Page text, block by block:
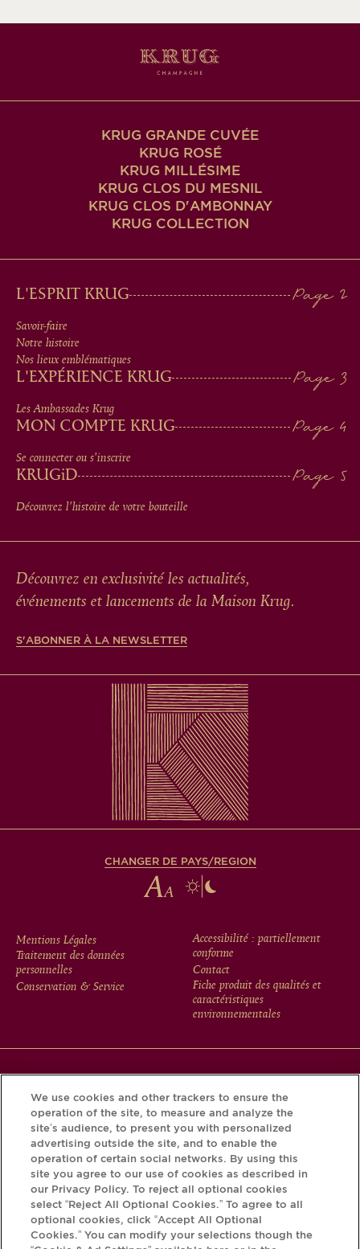
KRUG GRANDE CUVÉE
KRUG ROSÉ
KRUG MILLÉSIME
KRUG CLOS DU MESNIL
KRUG CLOS D'AMBONNAY
KRUG COLLECTION
MAIN
MEN
IN
FOOTER
L'ESPRIT KRUG
Savoir-faire
Notre histoire
Nos lieux emblématiques
L'EXPÉRIENCE KRUG
Les Ambassades Krug
MON COMPTE KRUG
Se connecter ou s'inscrire
KRUGiD
Découvrez l'histoire de votre bouteille
Découvrez en exclusivité les actualités,
événements et lancements de la Maison Krug.
S'ABONNER À LA NEWSLETTER
CHANGER DE PAYS/REGION
FOOTER
MENU
Mentions Légales
Traitement des données
personnelles
Conservation & Service
Accessibilité : partiellement
conforme
Contact
Fiche produit des qualités et
caractéristiques
environnementales
votre bouteille grâce au Krug iD.
We use cookies and other trackers to ensure the
operation of the site, to measure and analyze the
site’s audience, to present you with personalized
advertising outside the site, and to enable the
operation of certain social networks. By using this
site you agree to our use of cookies as described in
our Privacy Policy. To reject all optional cookies
select “Reject All Optional Cookies.” To agree to all
optional cookies, click “Accept All Optional
Cookies.” You can modify your selections though the